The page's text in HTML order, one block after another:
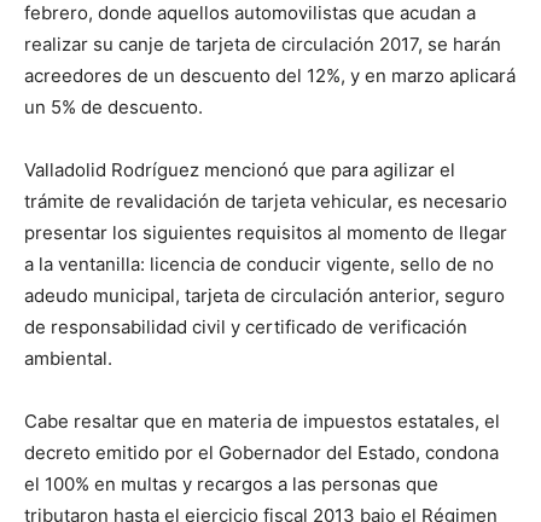
febrero, donde aquellos automovilistas que acudan a
realizar su canje de tarjeta de circulación 2017, se harán
acreedores de un descuento del 12%, y en marzo aplicará
un 5% de descuento.
Valladolid Rodríguez mencionó que para agilizar el
trámite de revalidación de tarjeta vehicular, es necesario
presentar los siguientes requisitos al momento de llegar
a la ventanilla: licencia de conducir vigente, sello de no
adeudo municipal, tarjeta de circulación anterior, seguro
de responsabilidad civil y certificado de verificación
ambiental.
Cabe resaltar que en materia de impuestos estatales, el
decreto emitido por el Gobernador del Estado, condona
el 100% en multas y recargos a las personas que
tributaron hasta el ejercicio fiscal 2013 bajo el Régimen